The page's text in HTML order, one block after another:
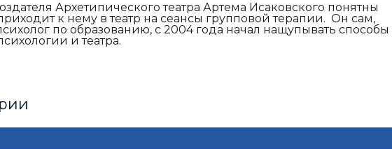
Архетипического театра Артема Исаковского понятны
к нему в театр на сеансы групповой терапии. Он сам,
по образованию, с 2004 года начал нащупывать способы
и театра.